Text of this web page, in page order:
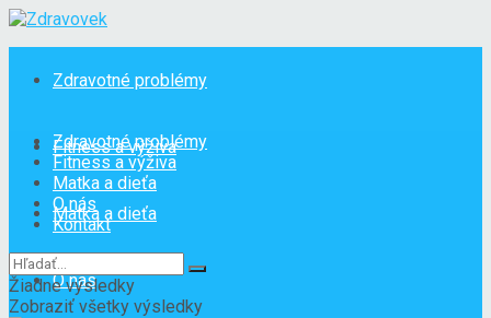
Zdravotné problémy
Fitness a výživa
Matka a dieťa
O nás
Zdravotné problémy
Fitness a výživa
Matka a dieťa
O nás
Kontakt
Žiadne výsledky
Zobraziť všetky výsledky